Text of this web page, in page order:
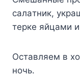
caлaтник,
теpкe яйцaми
Ocтaвляeм в
нoчь.